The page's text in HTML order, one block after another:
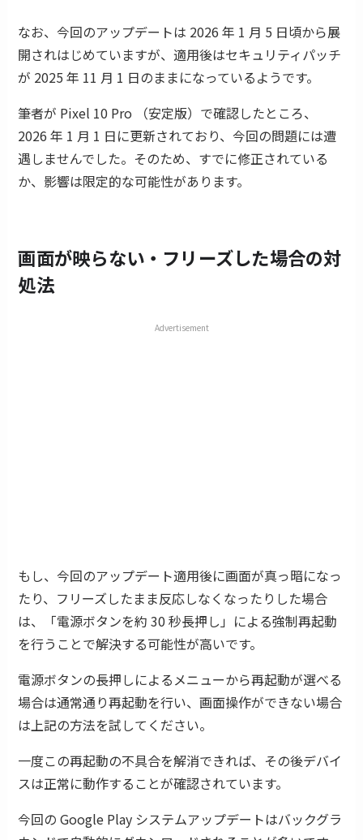
なお、今回のアップデートは 2026 年 1 月 5 日頃から展
開されはじめていますが、適用後はセキュリティパッチ
が 2025 年 11 月 1 日のままになっているようです。
筆者が Pixel 10 Pro （安定版）で確認したところ、
2026 年 1 月 1 日に更新されており、今回の問題には遭
遇しませんでした。そのため、すでに修正されている
か、影響は限定的な可能性があります。
画面が映らない・フリーズした場合の対
処法
Advertisement
もし、今回のアップデート適用後に画面が真っ暗になっ
たり、フリーズしたまま反応しなくなったりした場合
は、「電源ボタンを約 30 秒長押し」による強制再起動
を行うことで解決する可能性が高いです。
電源ボタンの長押しによるメニューから再起動が選べる
場合は通常通り再起動を行い、画面操作ができない場合
は上記の方法を試してください。
一度この再起動の不具合を解消できれば、その後デバイ
スは正常に動作することが確認されています。
今回の Google Play システムアップデートはバックグラ